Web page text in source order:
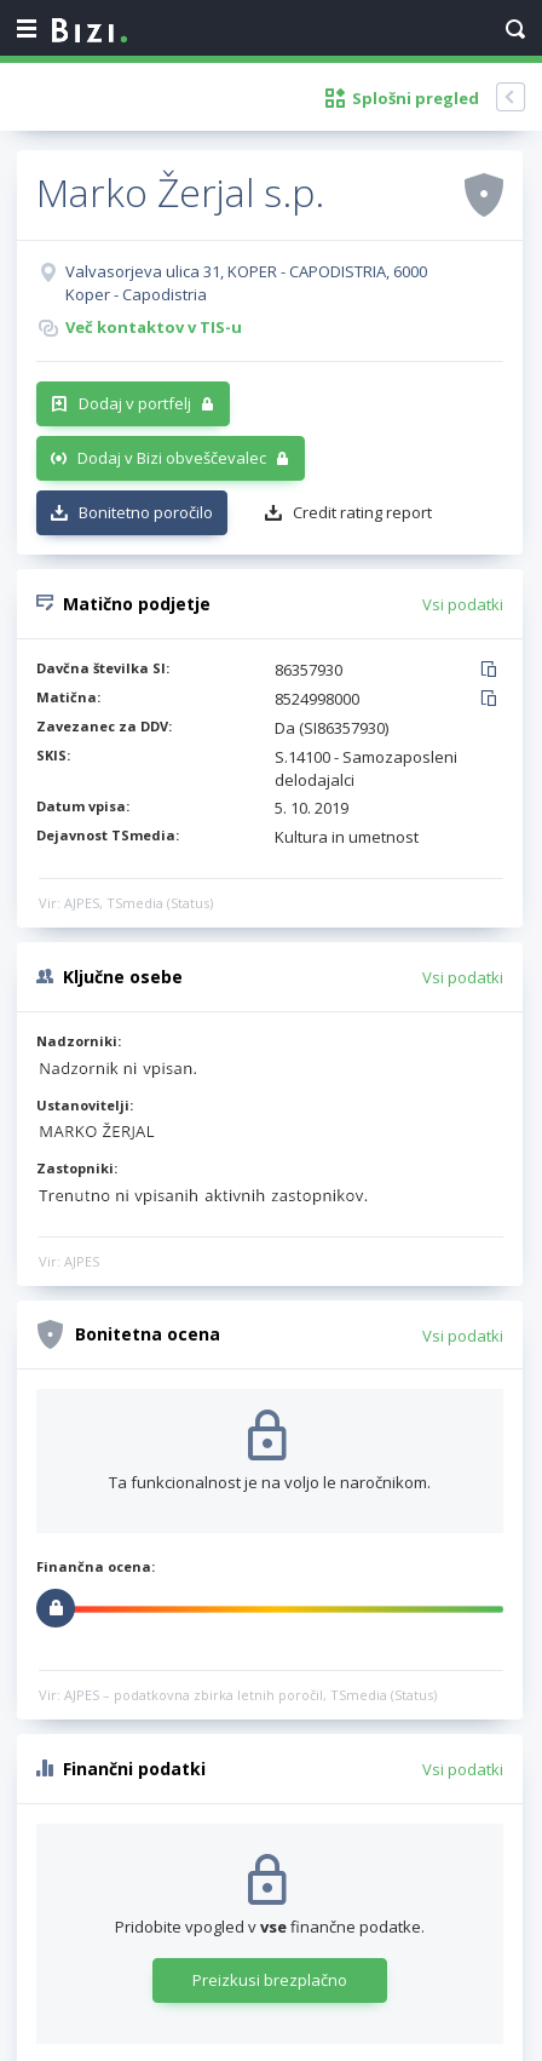
Splošni pregled
Marko Žerjal s.p.
Valvasorjeva ulica 31, KOPER - CAPODISTRIA, 6000
Koper - Capodistria
Več kontaktov v TIS-u
Dodaj v portfelj
Dodaj v Bizi obveščevalec
Bonitetno poročilo Credit rating report
Matično podjetje Vsi podatki
Davčna številka SI: 86357930
Matična: 8524998000
Zavezanec za DDV: Da (SI86357930)
SKIS:
S.14100 - Samozaposleni
delodajalci
Datum vpisa: 5. 10. 2019
Dejavnost TSmedia: Kultura in umetnost
Vir: AJPES, TSmedia (Status)
Ključne osebe Vsi podatki
Nadzorniki:
Ustanovitelji:
Zastopniki:
Vir: AJPES
Bonitetna ocena Vsi podatki
Ta funkcionalnost je na voljo le naročnikom.
Finančna ocena:
Vir: AJPES – podatkovna zbirka letnih poročil, TSmedia (Status)
Finančni podatki Vsi podatki
Pridobite vpogled vvsefinančne podatke.
Preizkusi brezplačno